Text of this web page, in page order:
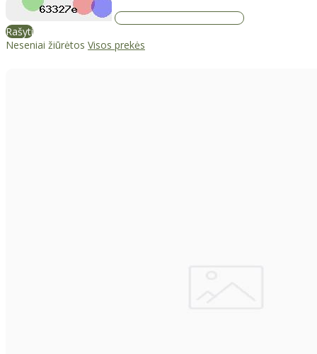
Rašyti
Neseniai žiūrėtos Visos prekės